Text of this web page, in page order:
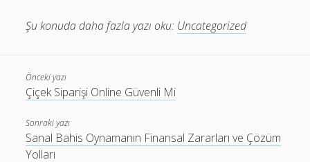
Şu konuda daha fazla yazı oku: Uncategorized
Önceki yazı
Çiçek Siparişi Online Güvenli Mi
Sonraki yazı
Sanal Bahis Oynamanın Finansal Zararları ve Çözüm
Yolları